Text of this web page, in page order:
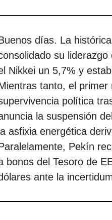
días. La
su
Nikkei un 5,7% y
tanto, el
política
la suspensión
asfixia energética
Pekín
bonos del Tesoro de
ante la